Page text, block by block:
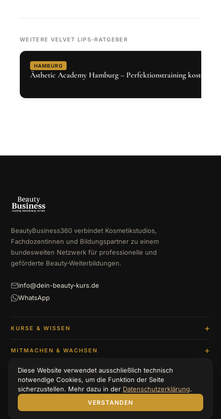
WEITERE VELVET LIPS-RATGEBER
HAMBURG
Ästhetic Academy Hamburg – Perfektionstraining kostenlos
BeautyBusiness360 verbindet Kosmetikstudios,
Fachdozentinnen und Bildungspartner zu einem
bundesweiten Netzwerk für professionelle und
geförderte Beauty-Weiterbildungen.
info@dein-beauty-kurs.de
WhatsApp
KURSE & WISSEN
MITMACHEN & WACHSEN
UNTERNEHMEN & BERATUNG
© 2026 BeautyBusiness360ImpressumDatenschutzerklärung
Diese Website verwendet ausschließlich technisch
notwendige Cookies, um die Funktion der Seite
sicherzustellen. Mehr dazu in der Datenschutzerklärung.
VERSTANDEN